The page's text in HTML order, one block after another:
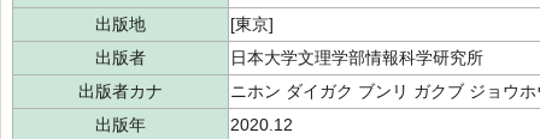
出版地
[東京]
出版者
日本大学文理学部情報科学研究所
出版者カナ
ニホン ダイガク ブンリ ガクブ ジョウ
出版年
2020.12